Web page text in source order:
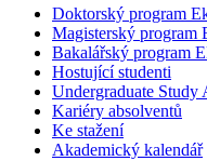
Doktorský program
Magisterský program
Bakalářský program
Hostující studenti
Undergraduate Study
Kariéry absolventů
Ke stažení
Akademický kalendář